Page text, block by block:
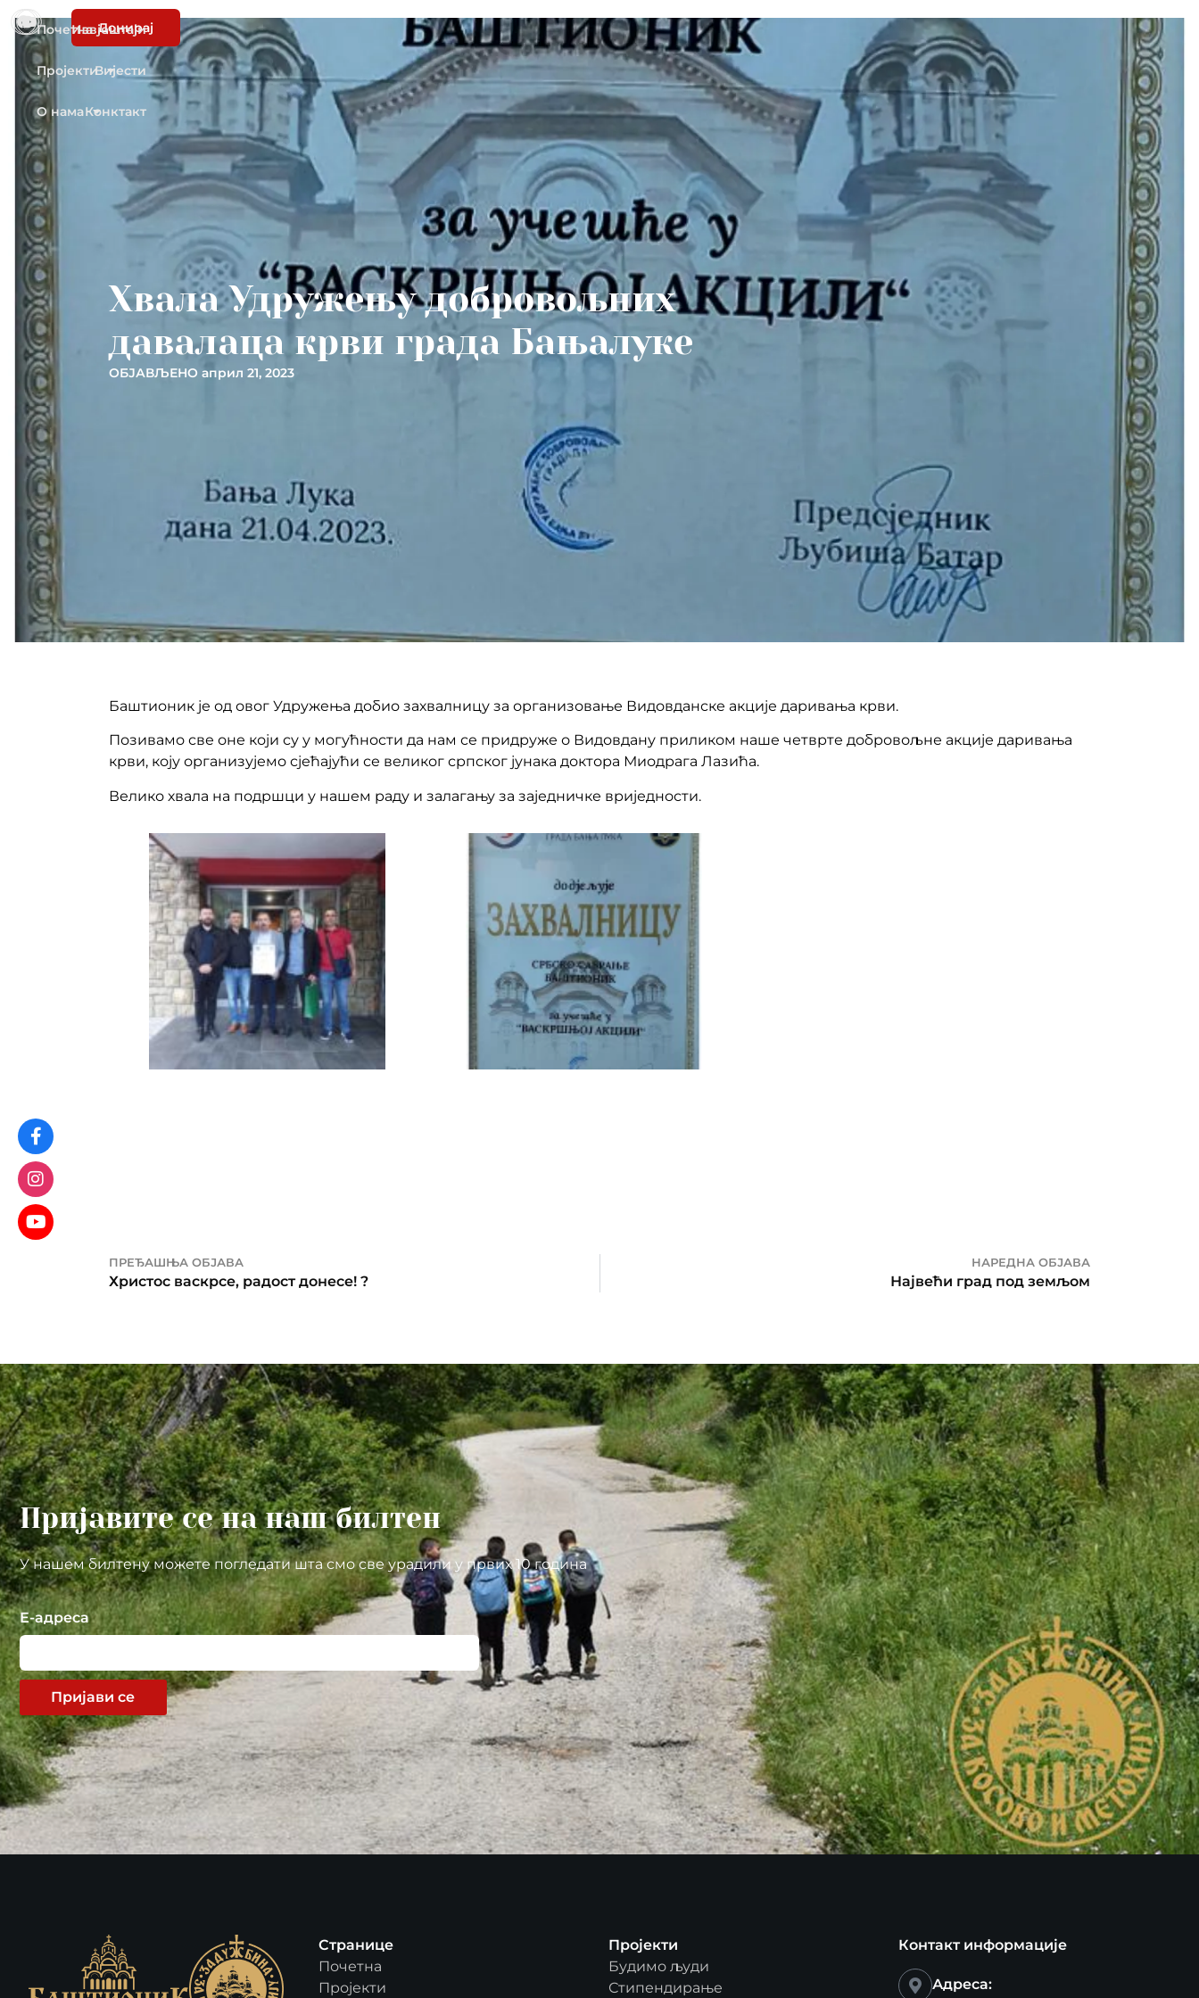
Почетна
Пројекти
О нама
Извјештаји
Вијести
Конктакт
Донирај
Хвала Удружењу добровољних
давалаца крви града Бањалукe
ОБЈАВЉЕНО април 21, 2023
Баштионик је од овог Удружења добио захвалницу за организовање Видовданске акције даривања крви.
Позивамо све оне који су у могућности да нам се придруже о Видовдану приликом наше четврте добровољне акције даривања
крви, коју организујемо сјећајући се великог српског јунака доктора Миодрага Лазића.
Велико хвала на подршци у нашем раду и залагању за заједничке вриједности.
ПРЕЂАШЊА ОБЈАВА
Христос васкрсе, радост донесе! ?
НАРЕДНА ОБЈАВА
Највећи град под земљом
Пријавите се на наш билтен
У нашем билтену можете погледати шта смо све урадили у првих 10 година
Е-адреса
Пријави се
Странице
Почетна
Пројекти
Пројекти
Будимо људи
Стипендирање
Контакт информације
Адреса: